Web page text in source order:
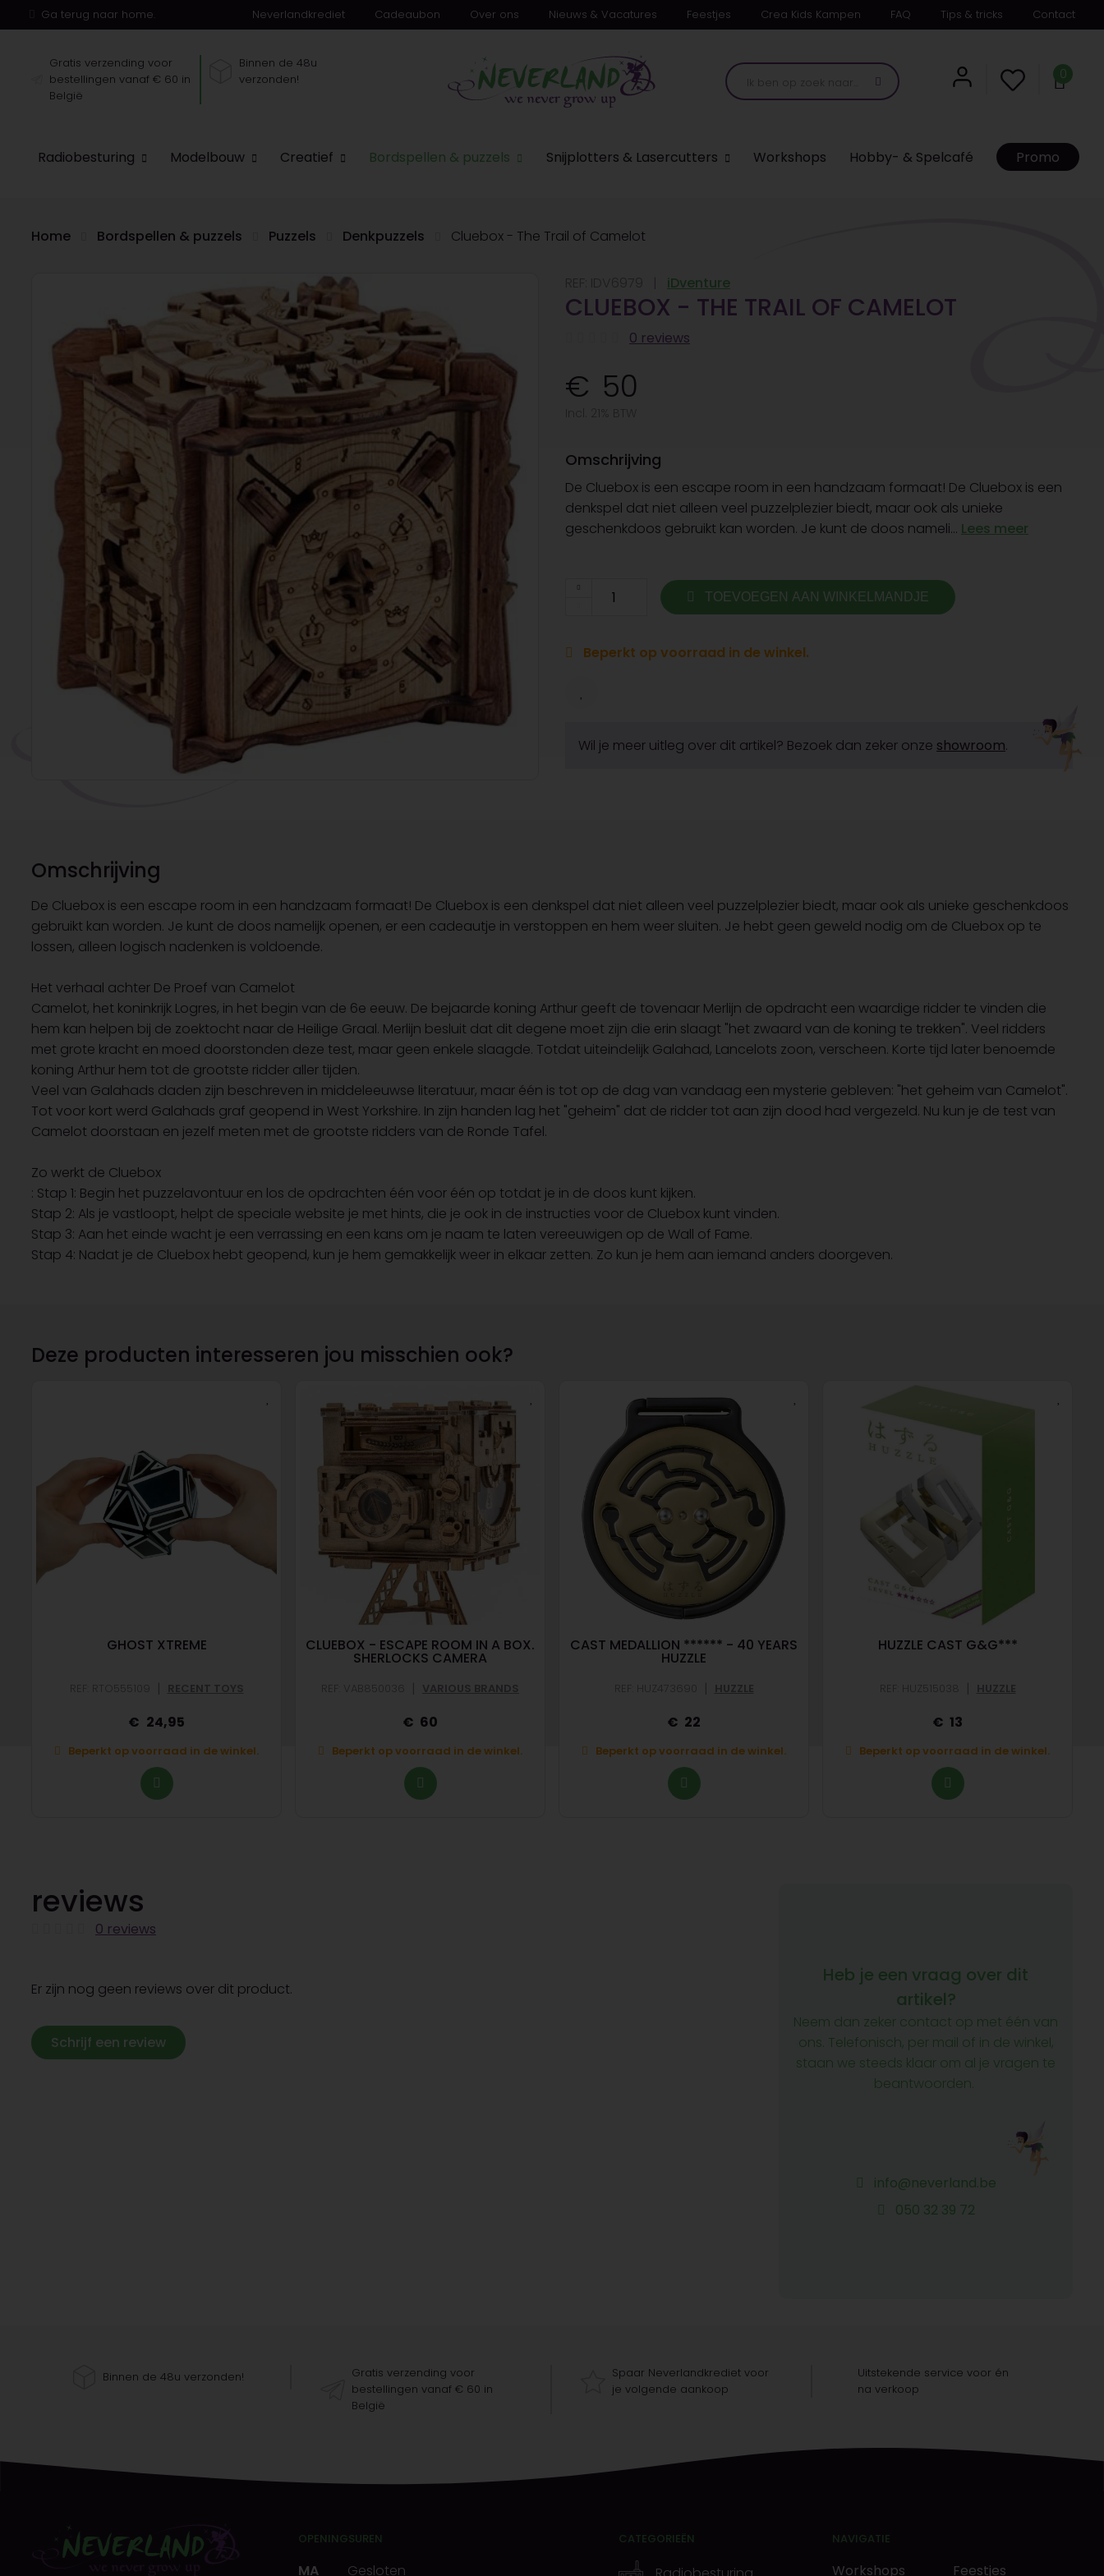
Ga terug naar home. Neverlandkrediet Cadeaubon Over ons Nieuws & Vacatures Feestjes Crea Kids Kampen FAQ Tips & tricks Contact
Gratis verzending voor
bestellingen vanaf € 60 in
België
Binnen de 48u
verzonden!
0
Radiobesturing Modelbouw Creatief Bordspellen & puzzels Snijplotters & Lasercutters Workshops Hobby- & Spelcafé Promo
Home Bordspellen & puzzels Puzzels Denkpuzzels Cluebox - The Trail of Camelot
iDventure
CLUEBOX - THE TRAIL OF CAMELOT
0 reviews
50
Omschrijving
De Cluebox is een escape room in een handzaam formaat! De Cluebox is een
denkspel dat niet alleen veel puzzelplezier biedt, maar ook als unieke
geschenkdoos gebruikt kan worden. Je kunt de doos nameli... Lees meer
TOEVOEGEN AAN WINKELMANDJE
Beperkt op voorraad in de winkel.
Wil je meer uitleg over dit artikel? Bezoek dan zeker onze showroom.
Omschrijving
De Cluebox is een escape room in een handzaam formaat! De Cluebox is een denkspel dat niet alleen veel puzzelplezier biedt, maar ook als unieke geschenkdoos
gebruikt kan worden. Je kunt de doos namelijk openen, er een cadeautje in verstoppen en hem weer sluiten. Je hebt geen geweld nodig om de Cluebox op te
lossen, alleen logisch nadenken is voldoende.
Het verhaal achter De Proef van Camelot
Camelot, het koninkrijk Logres, in het begin van de 6e eeuw. De bejaarde koning Arthur geeft de tovenaar Merlijn de opdracht een waardige ridder te vinden die
hem kan helpen bij de zoektocht naar de Heilige Graal. Merlijn besluit dat dit degene moet zijn die erin slaagt "het zwaard van de koning te trekken". Veel ridders
met grote kracht en moed doorstonden deze test, maar geen enkele slaagde. Totdat uiteindelijk Galahad, Lancelots zoon, verscheen. Korte tijd later benoemde
koning Arthur hem tot de grootste ridder aller tijden.
Veel van Galahads daden zijn beschreven in middeleeuwse literatuur, maar één is tot op de dag van vandaag een mysterie gebleven: "het geheim van Camelot".
Tot voor kort werd Galahads graf geopend in West Yorkshire. In zijn handen lag het "geheim" dat de ridder tot aan zijn dood had vergezeld. Nu kun je de test van
Camelot doorstaan ​​en jezelf meten met de grootste ridders van de Ronde Tafel.
Zo werkt de Cluebox
: Stap 1: Begin het puzzelavontuur en los de opdrachten één voor één op totdat je in de doos kunt kijken.
Stap 2: Als je vastloopt, helpt de speciale website je met hints, die je ook in de instructies voor de Cluebox kunt vinden.
Stap 3: Aan het einde wacht je een verrassing en een kans om je naam te laten vereeuwigen op de Wall of Fame.
Stap 4: Nadat je de Cluebox hebt geopend, kun je hem gemakkelijk weer in elkaar zetten. Zo kun je hem aan iemand anders doorgeven.
Deze producten interesseren jou misschien ook?
GHOST XTREME
REF: RTO555109 | RECENT TOYS
24,95
Beperkt op voorraad in de winkel.
CLUEBOX - ESCAPE ROOM IN A BOX.
SHERLOCKS CAMERA
| VARIOUS BRANDS
60
Beperkt op voorraad in de winkel.
CAST MEDALLION ****** - 40 YEARS
HUZZLE
REF: HUZ473690 | HUZZLE
22
Beperkt op voorraad in de winkel.
HUZZLE CAST G&G***
| HUZZLE
13
Beperkt op voorraad in de winkel.
reviews
0 reviews
Er zijn nog geen reviews over dit product.
Schrijf een review
Heb je een vraag over dit
artikel?
Neem dan zeker contact op met één van
ons. Telefonisch, per mail of in de winkel,
staan we steeds klaar om al je vragen te
beantwoorden.
info@neverland.be
050 32 39 72
Binnen de 48u verzonden!
Gratis verzending voor
bestellingen vanaf € 60 in
België
Spaar Neverlandkrediet voor
je volgende aankoop
Uitstekende service voor én
na verkoop
OPENINGSUREN
MA Gesloten
CATEGORIEËN NAVIGATIE
Workshops Feestjes